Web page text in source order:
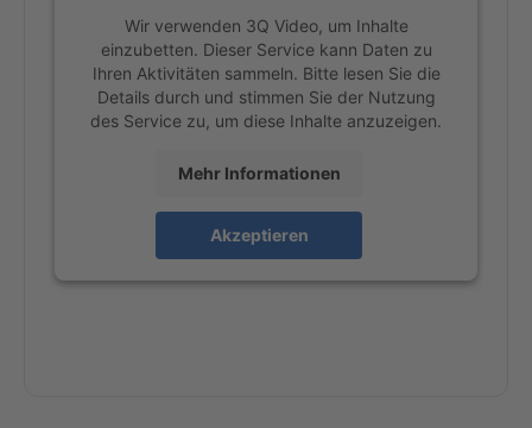
Wir verwenden 3Q Video, um Inhalte
einzubetten. Dieser Service kann Daten zu
Ihren Aktivitäten sammeln. Bitte lesen Sie die
Details durch und stimmen Sie der Nutzung
des Service zu, um diese Inhalte anzuzeigen.
Mehr Informationen
Akzeptieren